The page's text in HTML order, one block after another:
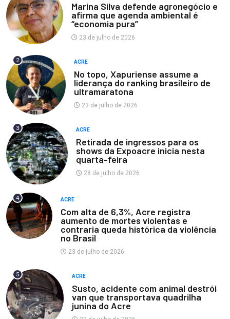
Marina Silva defende agronegócio e
afirma que agenda ambiental é
“economia pura”
23 de julho de 2026
2 ACRE
No topo, Xapuriense assume a
liderança do ranking brasileiro de
ultramaratona
23 de julho de 2026
3 ACRE
Retirada de ingressos para os
shows da Expoacre inicia nesta
quarta-feira
28 de julho de 2026
4 ACRE
Com alta de 6,3%, Acre registra
aumento de mortes violentas e
contraria queda histórica da violência
no Brasil
23 de julho de 2026
5 ACRE
Susto, acidente com animal destrói
van que transportava quadrilha
junina do Acre